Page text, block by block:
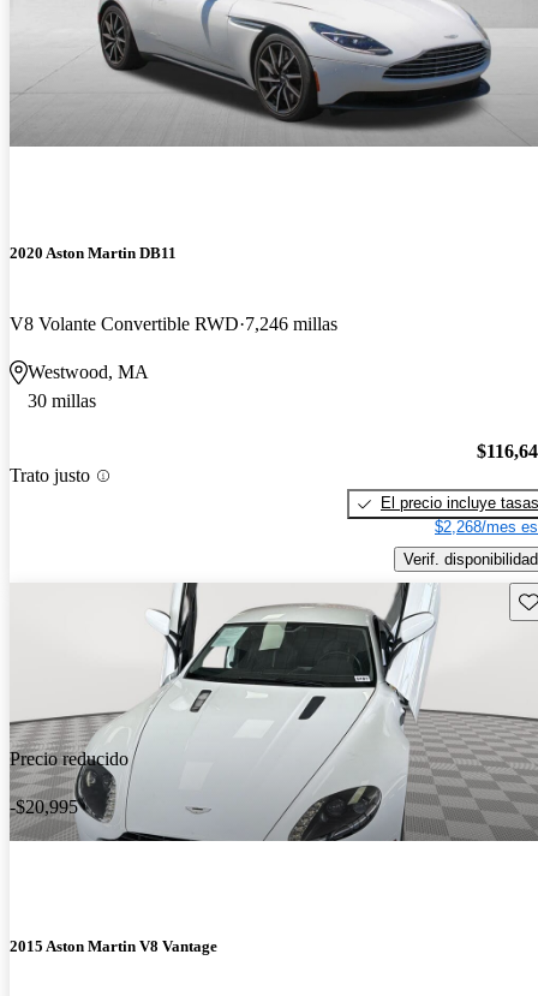
2020 Aston Martin DB11
V8 Volante Convertible RWD 7,246 millas
Westwood, MA
30 millas
Trato justo
El precio incluye tasas
$2,268/mes
Verif. disponibilidad
Precio reducido
-$20,995
2015 Aston Martin V8 Vantage